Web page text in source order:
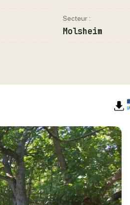
Secteur :
Molsheim